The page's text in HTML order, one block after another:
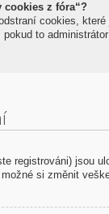
cookies z fóra“?
cookies,
to
registrováni) jsou
si změnit